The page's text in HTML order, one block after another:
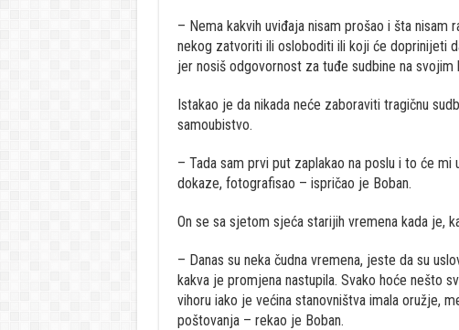
– Nema kakvih uviđaja nisam prošao i šta nisam
nekog zatvoriti ili osloboditi ili koji će doprinijeti
jer nosiš odgovornost za tuđe sudbine na svojim
Istakao je da nikada neće zaboraviti tragičnu
samoubistvo.
– Tada sam prvi put zaplakao na poslu i to će
dokaze, fotografisao – ispričao je Boban.
On se sa sjetom sjeća starijih vremena kada je,
– Danas su neka čudna vremena, jeste da su
kakva je promjena nastupila. Svako hoće nešto
vihoru iako je većina stanovništva imala oružje,
poštovanja – rekao je Boban.